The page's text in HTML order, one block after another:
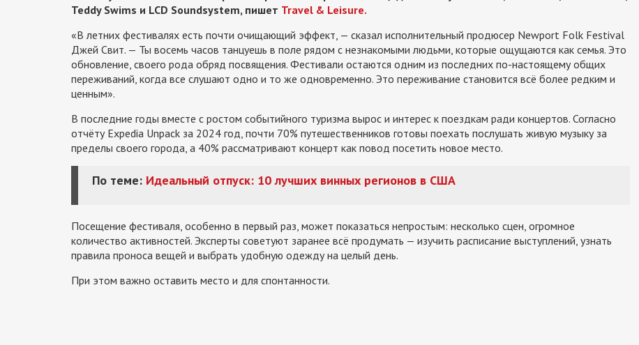
Teddy Swims и LCD Soundsystem, пишет Travel & Leisure.
«В летних фестивалях есть почти очищающий эффект, — сказал исполнительный продюсер Newport Folk Festival
Джей Свит. — Ты восемь часов танцуешь в поле рядом с незнакомыми людьми, которые ощущаются как семья. Это
обновление, своего рода обряд посвящения. Фестивали остаются одним из последних по-настоящему общих
переживаний, когда все слушают одно и то же одновременно. Это переживание становится всё более редким и
ценным».
В последние годы вместе с ростом событийного туризма вырос и интерес к поездкам ради концертов. Согласно
отчёту Expedia Unpack за 2024 год, почти 70% путешественников готовы поехать послушать живую музыку за
пределы своего города, а 40% рассматривают концерт как повод посетить новое место.
По теме: Идеальный отпуск: 10 лучших винных регионов в США
Посещение фестиваля, особенно в первый раз, может показаться непростым: несколько сцен, огромное
количество активностей. Эксперты советуют заранее всё продумать — изучить расписание выступлений, узнать
правила проноса вещей и выбрать удобную одежду на целый день.
При этом важно оставить место и для спонтанности.